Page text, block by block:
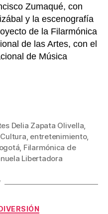
Zumaqué, con
y la escenografía
de la Filarmónica
de las Artes, con el
de Música
Delia Zapata Olivella
Cultura entretenimiento,
Filarmónica de
Libertadora